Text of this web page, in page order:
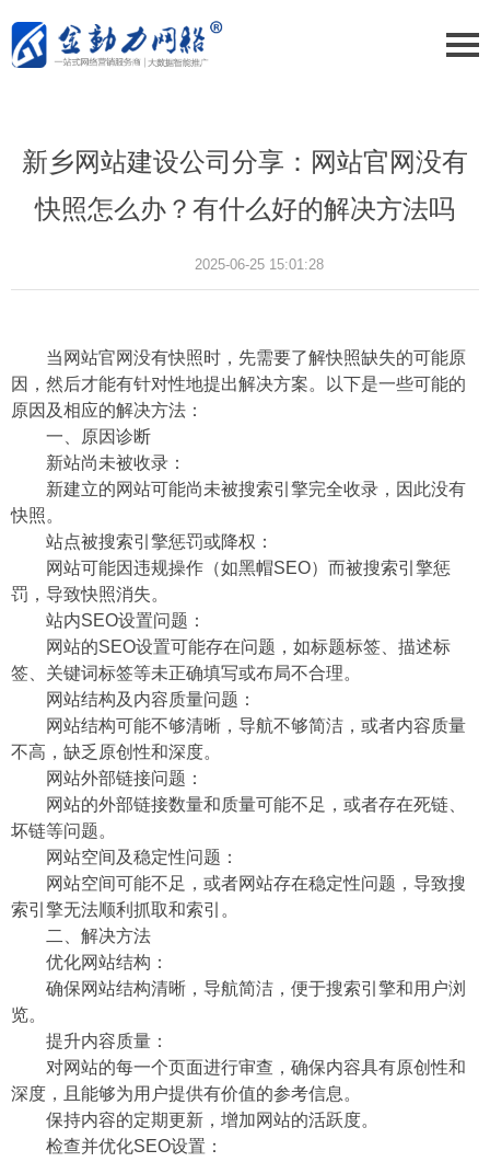
新乡网站建设公司分享：网站官网没有
快照怎么办？有什么好的解决方法吗
2025-06-25 15:01:28
当网站官网没有快照时，先需要了解快照缺失的可能原
因，然后才能有针对性地提出解决方案。以下是一些可能的
原因及相应的解决方法：
一、原因诊断
新站尚未被收录：
新建立的网站可能尚未被搜索引擎完全收录，因此没有
快照。
站点被搜索引擎惩罚或降权：
网站可能因违规操作（如黑帽SEO）而被搜索引擎惩
罚，导致快照消失。
站内SEO设置问题：
网站的SEO设置可能存在问题，如标题标签、描述标
签、关键词标签等未正确填写或布局不合理。
网站结构及内容质量问题：
网站结构可能不够清晰，导航不够简洁，或者内容质量
不高，缺乏原创性和深度。
网站外部链接问题：
网站的外部链接数量和质量可能不足，或者存在死链、
坏链等问题。
网站空间及稳定性问题：
网站空间可能不足，或者网站存在稳定性问题，导致搜
索引擎无法顺利抓取和索引。
二、解决方法
优化网站结构：
确保网站结构清晰，导航简洁，便于搜索引擎和用户浏
览。
提升内容质量：
对网站的每一个页面进行审查，确保内容具有原创性和
深度，且能够为用户提供有价值的参考信息。
保持内容的定期更新，增加网站的活跃度。
检查并优化SEO设置：